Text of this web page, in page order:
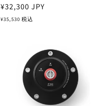
通
常
¥32,300 JPY
¥35,530 税込